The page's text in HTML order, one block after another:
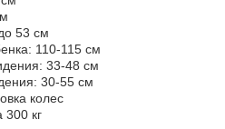
53 см
110-115 см
33-48 см
30-55 см
колес
300 кг